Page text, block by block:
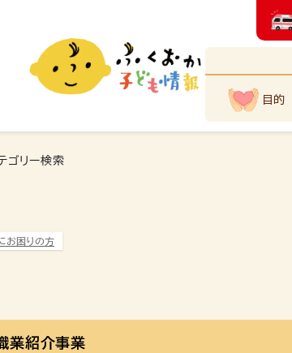
目的
ゴリー検索
お困りの方
業紹介事業